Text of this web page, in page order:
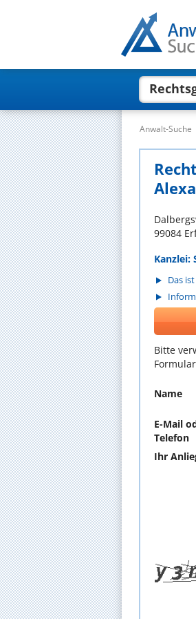
Anwalt-Suche
99084
Kanzlei:
Das
Bitte
Name
E-Mail
Telefon
Ihr